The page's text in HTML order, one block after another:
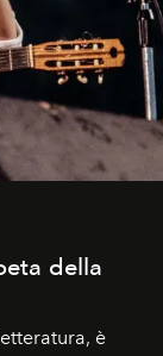
della
è